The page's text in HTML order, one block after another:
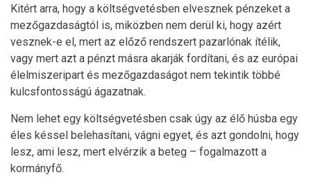
Kitért arra, hogy a költségvetésben elvesznek pénzeket a
mezőgazdaságtól is, miközben nem derül ki, hogy azért
vesznek-e el, mert az előző rendszert pazarlónak ítélik,
vagy mert azt a pénzt másra akarják fordítani, és az európai
élelmiszeripart és mezőgazdaságot nem tekintik többé
kulcsfontosságú ágazatnak.
Nem lehet egy költségvetésben csak úgy az élő húsba egy
éles késsel belehasítani, vágni egyet, és azt gondolni, hogy
lesz, ami lesz, mert elvérzik a beteg – fogalmazott a
kormányfő.